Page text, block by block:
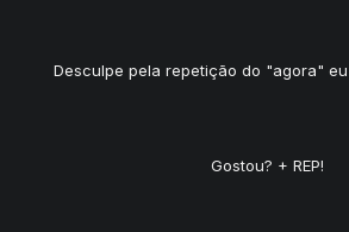
Desculpe pela repetição do "agora"
Gostou? + REP!